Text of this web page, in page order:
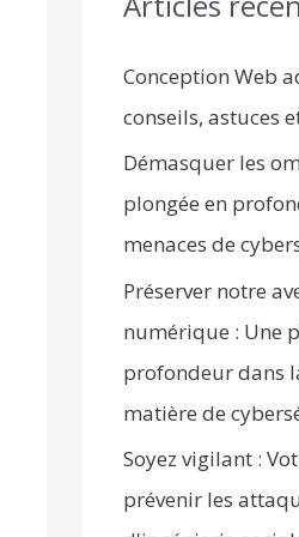
f
o
r
:
Conception Web
conseils, astuces
Démasquer les
plongée en
menaces de
Préserver notre
numérique : Une
profondeur dans
matière de
Soyez vigilant :
prévenir les